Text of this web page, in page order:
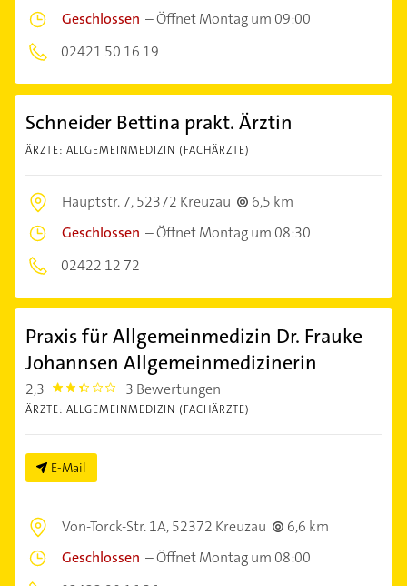
Geschlossen –Öffnet Montag um 09:00
02421 50 16 19
Schneider Bettina prakt. Ärztin
ÄRZTE: ALLGEMEINMEDIZIN (FACHÄRZTE)
Hauptstr. 7,52372 Kreuzau
6,5 km
Geschlossen –Öffnet Montag um 08:30
02422 12 72
Praxis für Allgemeinmedizin Dr. Frauke
Johannsen Allgemeinmedizinerin
2,3 2.3 3 Bewertungen
ÄRZTE: ALLGEMEINMEDIZIN (FACHÄRZTE)
E-Mail
Von-Torck-Str. 1A,52372 Kreuzau
6,6 km
Geschlossen –Öffnet Montag um 08:00